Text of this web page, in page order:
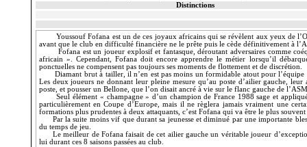
Distinctions
YoussoufFofana est un de ces joyaux africains qui se révèlent aux yeux de
avant que le club en difficulté financière ne le prête puis le cède définitivement à
Fofana est un joueur explosif et fantasque, déroutant adversaires comme
africain ». Cependant, Fofanadoit encore apprendre le métier lorsqu’il
ponctuelles ne compensent pas toujours ses moments de flottement et de discrétion.
Diamant brut à tailler, il n’en est pas moins un formidable atout pour
Les deux joueurs ne donnant leur pleine mesure qu’au poste d’ailier gauche,
poste, et pousser un Bellone, que l’on disait ancré à vie sur le flanc gauche de
Seul élément « champagne » d’un champion de France 1988 sage et
particulièrement en Coupe d’Europe, mais il ne règlera jamais vraiment une
formations plus prudentes à deux attaquants, c’est Fofanaqui va être le plus
Par la suite moins vif que durant sa jeunesse et diminué par une importante
du temps de jeu.
Le meilleur deFofana faisait de cet ailier gauche un véritable joueur
lui durant ces 8 saisons passées au club.